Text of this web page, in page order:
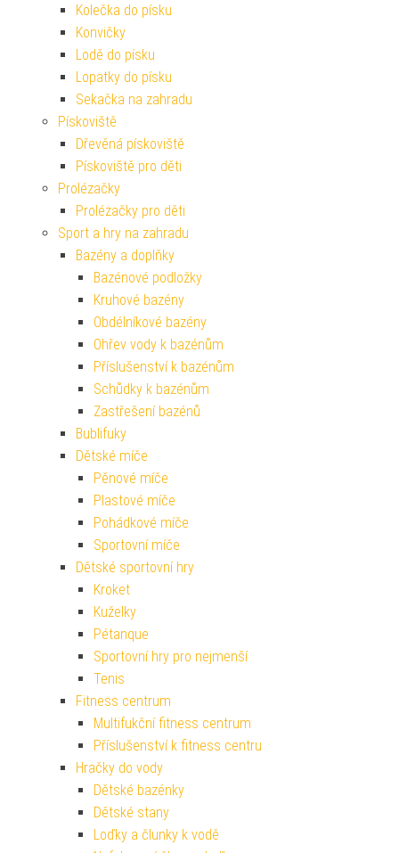
Kolečka do písku
Konvičky
Lodě do písku
Lopatky do písku
Sekačka na zahradu
Pískoviště
Dřevěná pískoviště
Pískoviště pro děti
Prolézačky
Prolézačky pro děti
Sport a hry na zahradu
Bazény a doplňky
Bazénové podložky
Kruhové bazény
Obdélníkové bazény
Ohřev vody k bazénům
Příslušenství k bazénům
Schůdky k bazénům
Zastřešení bazénů
Bublifuky
Dětské míče
Pěnové míče
Plastové míče
Pohádkové míče
Sportovní míče
Dětské sportovní hry
Kroket
Kuželky
Pétanque
Sportovní hry pro nejmenší
Tenis
Fitness centrum
Multifukční fitness centrum
Příslušenství k fitness centru
Hračky do vody
Dětské bazénky
Dětské stany
Loďky a člunky k vodě